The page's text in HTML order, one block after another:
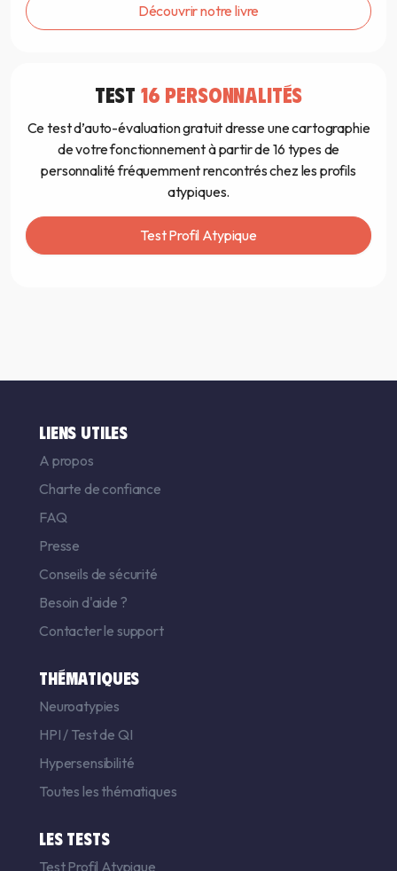
Découvrir notre livre
TEST 16 PERSONNALITÉS
Ce test d’auto-évaluation gratuit dresse une cartographie
de votre fonctionnement à partir de 16 types de
personnalité fréquemment rencontrés chez les profils
atypiques.
Test Profil Atypique
LIENS UTILES
A propos
Charte de confiance
FAQ
Presse
Conseils de sécurité
Besoin d'aide ?
Contacter le support
THÉMATIQUES
Neuroatypies
HPI / Test de QI
Hypersensibilité
Toutes les thématiques
LES TESTS
Test Profil Atypique